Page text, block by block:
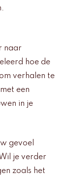
naar
hoe de
verhalen te
een
in je
gevoel
je verder
zoals het